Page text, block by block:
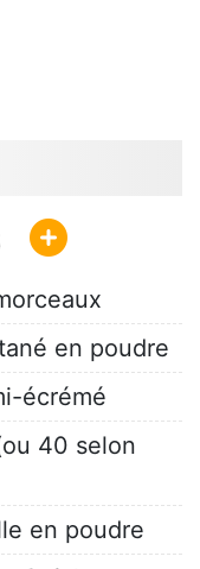
en poudre
écrémé
40 selon
en poudre